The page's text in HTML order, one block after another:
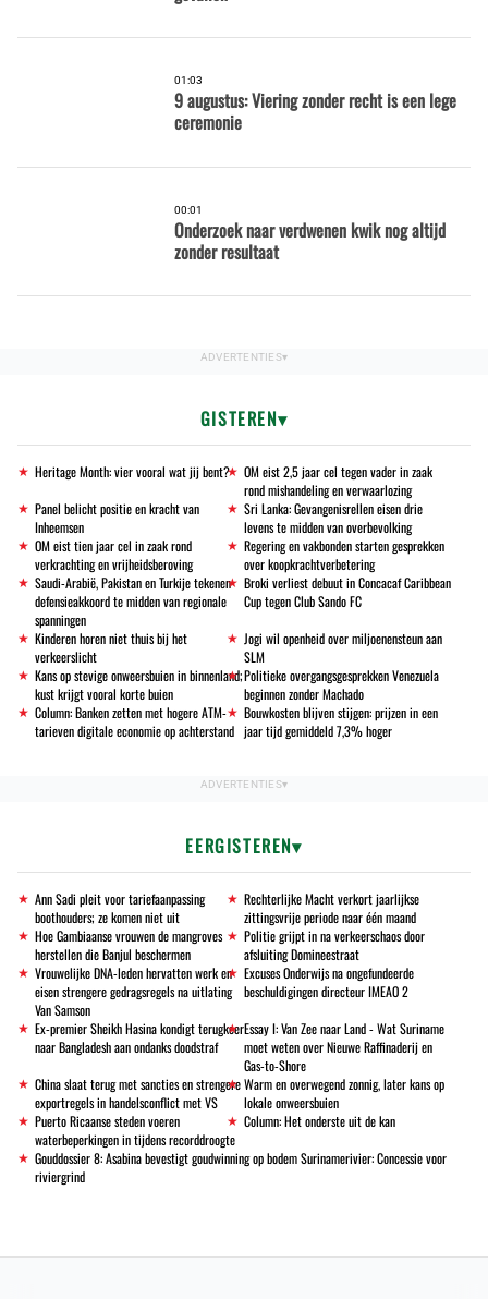
01:03
9 augustus: Viering zonder recht is een lege
ceremonie
00:01
Onderzoek naar verdwenen kwik nog altijd
zonder resultaat
GISTEREN
Heritage Month: vier vooral wat jij bent?
OM eist 2,5 jaar cel tegen vader in zaak
rond mishandeling en verwaarlozing
Panel belicht positie en kracht van
Inheemsen
Sri Lanka: Gevangenisrellen eisen drie
levens te midden van overbevolking
OM eist tien jaar cel in zaak rond
verkrachting en vrijheidsberoving
Regering en vakbonden starten gesprekken
over koopkrachtverbetering
Saudi-Arabië, Pakistan en Turkije tekenen
defensieakkoord te midden van regionale
spanningen
Broki verliest debuut in Concacaf Caribbean
Cup tegen Club Sando FC
Kinderen horen niet thuis bij het
verkeerslicht
Jogi wil openheid over miljoenensteun aan
SLM
Kans op stevige onweersbuien in binnenland;
kust krijgt vooral korte buien
Politieke overgangsgesprekken Venezuela
beginnen zonder Machado
Column: Banken zetten met hogere ATM-
tarieven digitale economie op achterstand
Bouwkosten blijven stijgen: prijzen in een
jaar tijd gemiddeld 7,3% hoger
EERGISTEREN
Ann Sadi pleit voor tariefaanpassing
boothouders; ze komen niet uit
Rechterlijke Macht verkort jaarlijkse
zittingsvrije periode naar één maand
Hoe Gambiaanse vrouwen de mangroves
herstellen die Banjul beschermen
Politie grijpt in na verkeerschaos door
afsluiting Domineestraat
Vrouwelijke DNA-leden hervatten werk en
eisen strengere gedragsregels na uitlating
Van Samson
Excuses Onderwijs na ongefundeerde
beschuldigingen directeur IMEAO 2
Ex-premier Sheikh Hasina kondigt terugkeer
naar Bangladesh aan ondanks doodstraf
Essay I: Van Zee naar Land - Wat Suriname
moet weten over Nieuwe Raffinaderij en
Gas-to-Shore
China slaat terug met sancties en strengere
exportregels in handelsconflict met VS
Warm en overwegend zonnig, later kans op
lokale onweersbuien
Puerto Ricaanse steden voeren
waterbeperkingen in tijdens recorddroogte
Column: Het onderste uit de kan
Gouddossier 8: Asabina bevestigt goudwinning op bodem Surinamerivier: Concessie voor
riviergrind